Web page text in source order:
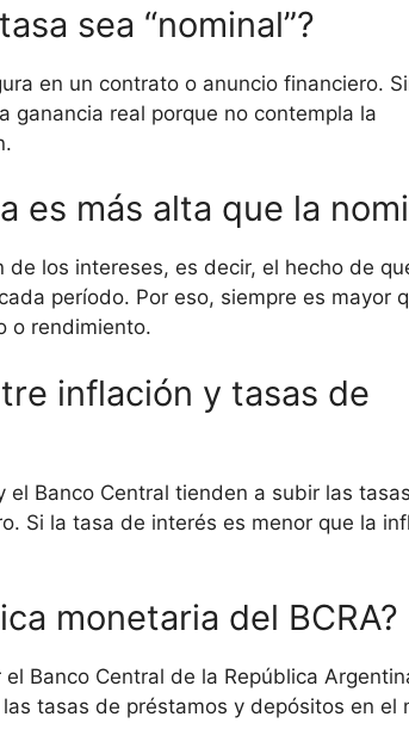
sea “nominal”?
en un contrato o anuncio financiero.
ganancia real porque no contempla la
es más alta que la
los intereses, es decir, el hecho de
período. Por eso, siempre es mayor
o rendimiento.
inflación y tasas de
Banco Central tienden a subir las
Si la tasa de interés es menor que la
monetaria del BCRA?
Banco Central de la República
tasas de préstamos y depósitos en el